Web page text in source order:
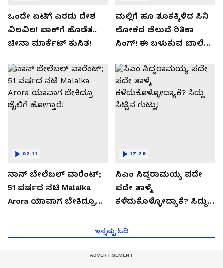
ಒಂದೇ ಏಟಿಗೆ ಎರಡು ದೇಶ
ವಿಲವಿಲ! ಪಾಕ್​​ಗೆ ಹೊಡೆತ..
ಚೀನಾ ಮಾರ್ಕೆಟ್​ ಕುಸಿತ!
ಮಲ್ಲಿಗೆ ಹೂ ತೂಕಕ್ಕಿಳಿದ ಸಿನಿ
ಲೋಕದ ಚೆಲುವೆ ರಿತಿಕಾ
ಸಿಂಗ್!‌ ಈ ಬಳುಕುವ ಬಾಲೆ
ನಾನ್ ಬೇಲೆಬಲ್ ವಾರೆಂಟ್;
51 ವರ್ಷದ ನಟಿ Malaika
Arora ಯಾವಾಗ ಬೇಕಿದ್ರೂ
02:11
ಸಿಎಂ ಸಿದ್ದರಾಮಯ್ಯ ಪದೇ
ಪದೇ ತಾಳ್ಮೆ
ಕಳೆದುಕೊಳ್ಳೋದ್ಯಾಕೆ? ಸಿದ್ದು
17:29
ಇನ್ನಷ್ಟು ಓದಿ